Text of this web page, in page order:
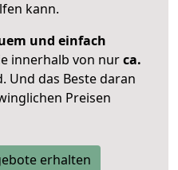
kann.
und einfach
innerhalb von nurca.
Und das Beste daran
Preisen
erhalten